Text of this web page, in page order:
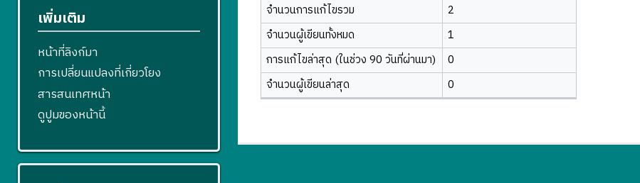
จำนวนการแก้ไขรวม
2
จำนวนผู้เขียนทั้งหมด
1
การแก้ไขล่าสุด (ในช่วง 90 วันที่ผ่านมา)
0
จำนวนผู้เขียนล่าสุด
0
เพิ่มเติม
หน้าที่ลิงก์มา
การเปลี่ยนแปลงที่เกี่ยวโยง
สารสนเทศหน้า
ดูปูมของหน้านี้